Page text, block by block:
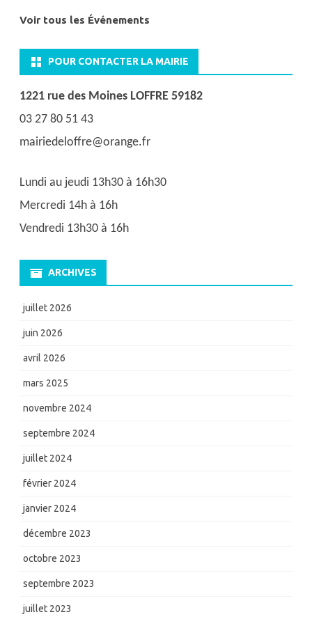
Voir tous les Événements
POUR CONTACTER LA MAIRIE
1221 rue des Moines LOFFRE 59182
03 27 80 51 43
mairiedeloffre@orange.fr
Lundi au jeudi 13h30 à 16h30
Mercredi 14h à 16h
Vendredi 13h30 à 16h
ARCHIVES
juillet 2026
juin 2026
avril 2026
mars 2025
novembre 2024
septembre 2024
juillet 2024
février 2024
janvier 2024
décembre 2023
octobre 2023
septembre 2023
juillet 2023